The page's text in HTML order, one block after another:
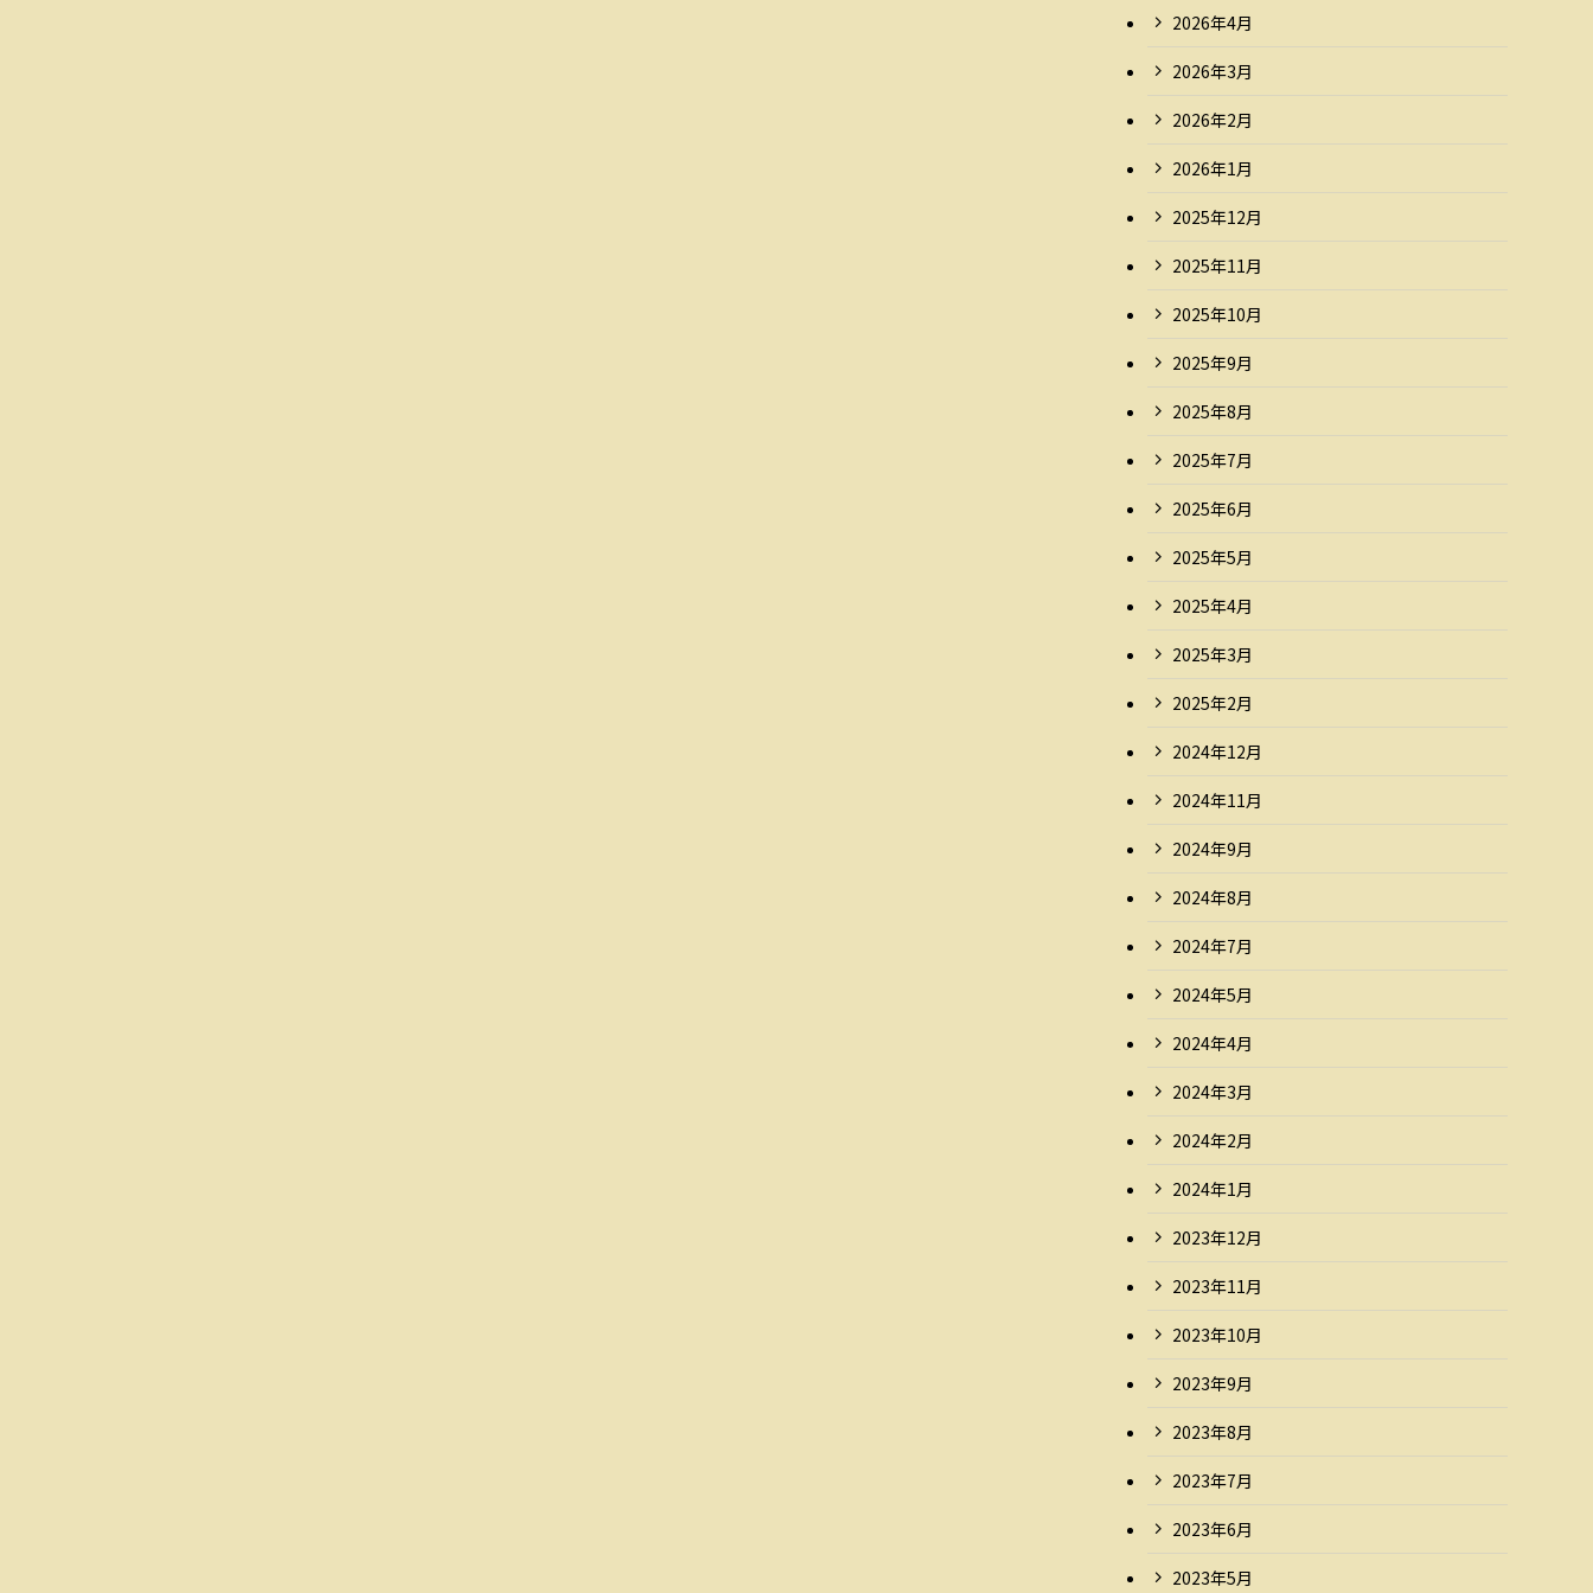
2026年4月
2026年3月
2026年2月
2026年1月
2025年12月
2025年11月
2025年10月
2025年9月
2025年8月
2025年7月
2025年6月
2025年5月
2025年4月
2025年3月
2025年2月
2024年12月
2024年11月
2024年9月
2024年8月
2024年7月
2024年5月
2024年4月
2024年3月
2024年2月
2024年1月
2023年12月
2023年11月
2023年10月
2023年9月
2023年8月
2023年7月
2023年6月
2023年5月